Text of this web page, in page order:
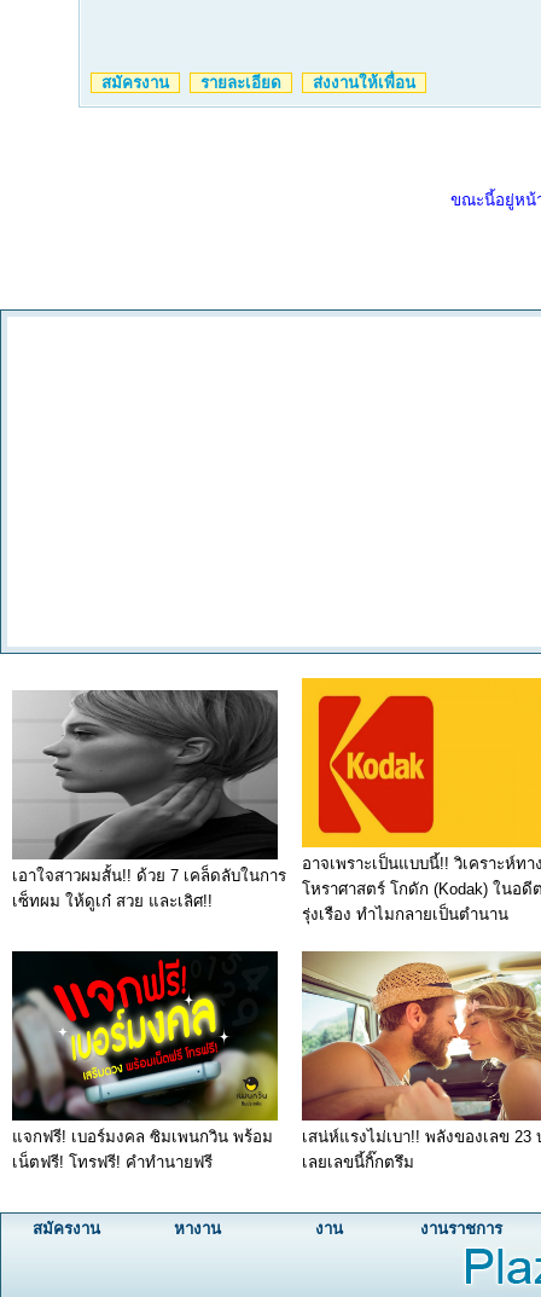
สมัครงาน รายละเอียด ส่งงานให้เพื่อน
ขณะนี้อยู่ห
เอาใจสาวผมสั้น!! ด้วย 7 เคล็ดลับในการ
เซ็ทผม ให้ดูเก๋ สวย และเลิศ!!
อาจเพราะเป็นแบบนี้!! วิเคราะห์ทา
โหราศาสตร์ โกดัก (Kodak) ในอดี
รุ่งเรือง ทำไมกลายเป็นตำนาน
แจกฟรี! เบอร์มงคล ซิมเพนกวิน พร้อม
เน็ตฟรี! โทรฟรี! คำทำนายฟรี
เสน่ห์แรงไม่เบา!! พลังของเลข 23
เลยเลขนี้กิ๊กตรึม
สมัครงาน หางาน งาน งานราชการ